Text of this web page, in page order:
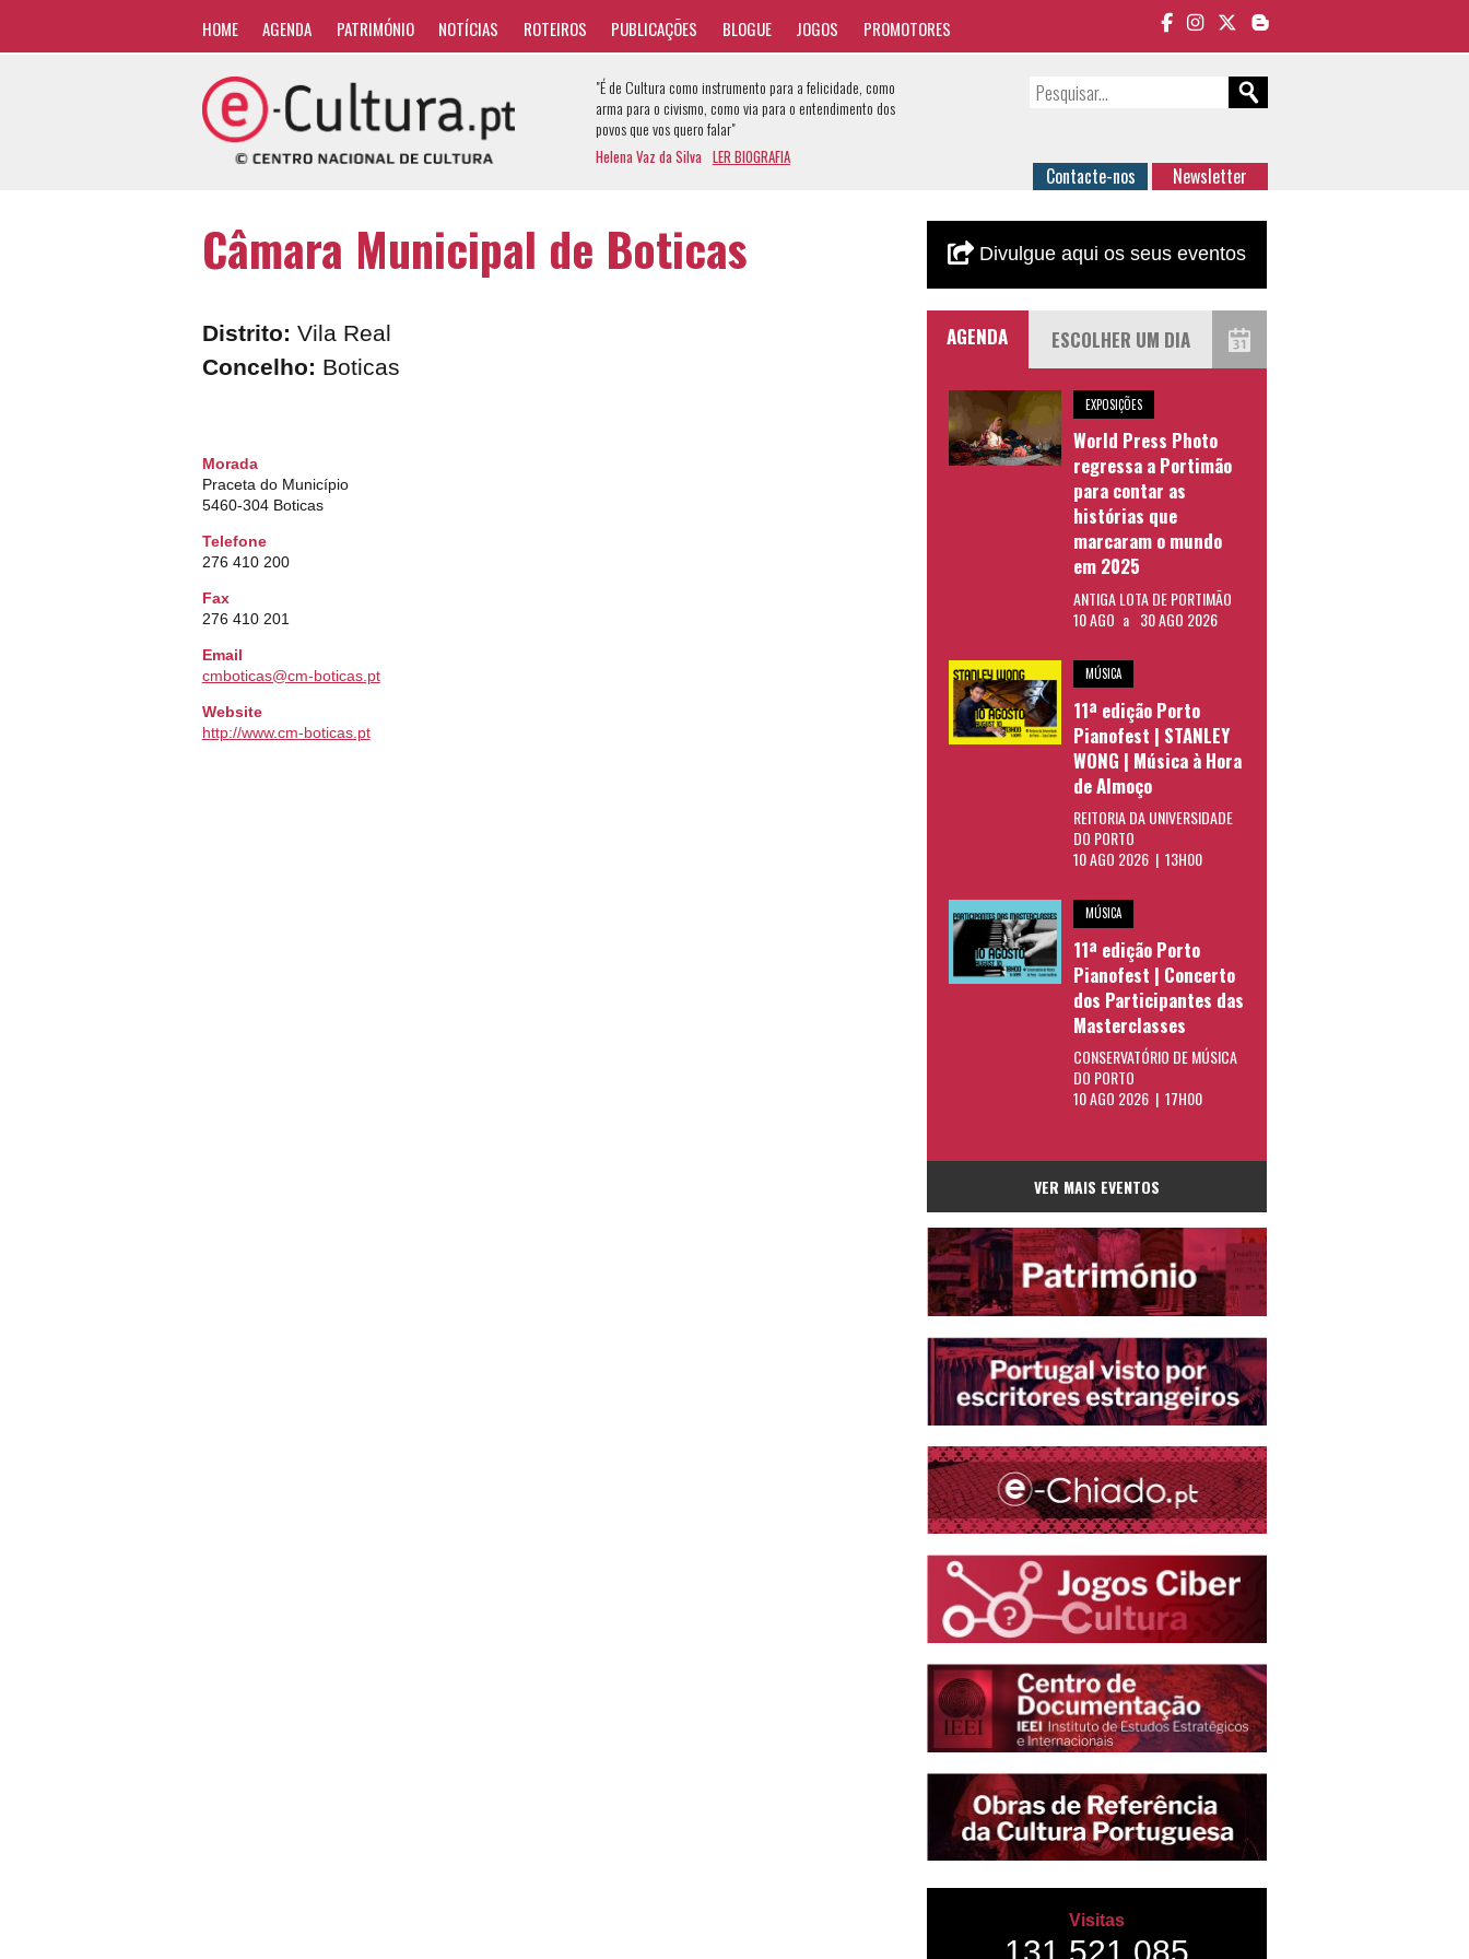
HOME AGENDA PATRIMÓNIO NOTÍCIAS ROTEIROS PUBLICAÇÕES BLOGUE JOGOS PROMOTORES
"É de Cultura como instrumento para a felicidade, como
arma para o civismo, como via para o entendimento dos
povos que vos quero falar"
Helena Vaz da Silva LER BIOGRAFIA
Contacte-nos Newsletter
Câmara Municipal de Boticas
Distrito: Vila Real
Concelho: Boticas
Morada
Praceta do Município
5460-304 Boticas
Telefone
276 410 200
Fax
276 410 201
Email
cmboticas@cm-boticas.pt
Website
http://www.cm-boticas.pt
Divulgue aqui os seus eventos
AGENDA
EXPOSIÇÕES
World Press Photo
regressa a Portimão
para contar as
histórias que
marcaram o mundo
em 2025
ANTIGA LOTA DE PORTIMÃO
10 AGO a 30 AGO 2026
MÚSICA
11ª edição Porto
Pianofest | STANLEY
WONG | Música à Hora
de Almoço
REITORIA DA UNIVERSIDADE
DO PORTO
10 AGO 2026 | 13H00
MÚSICA
11ª edição Porto
Pianofest | Concerto
dos Participantes das
Masterclasses
CONSERVATÓRIO DE MÚSICA
DO PORTO
10 AGO 2026 | 17H00
VER MAIS EVENTOS
Visitas